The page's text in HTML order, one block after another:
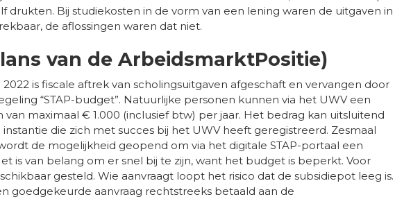
drukten. Bij studiekosten in de vorm van een lening waren de uitgaven in
de aflossingen waren dat niet.
van de ArbeidsmarktPositie)
2022 is fiscale aftrek van scholingsuitgaven afgeschaft en vervangen door
“STAP-budget”. Natuurlijke personen kunnen via het UWV een
van maximaal € 1.000 (inclusief btw) per jaar. Het bedrag kan uitsluitend
die zich met succes bij het UWV heeft geregistreerd. Zesmaal
de mogelijkheid geopend om via het digitale STAP-portaal een
is van belang om er snel bij te zijn, want het budget is beperkt. Voor
gesteld. Wie aanvraagt loopt het risico dat de subsidiepot leeg is.
goedgekeurde aanvraag rechtstreeks betaald aan de